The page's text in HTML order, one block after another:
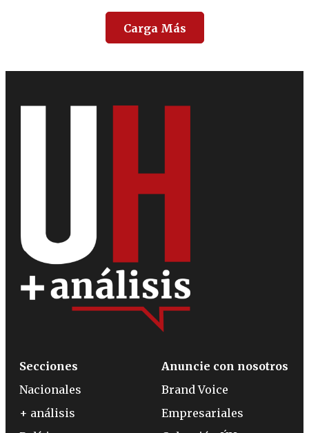
Carga Más
Secciones
Nacionales
+ análisis
Anuncie con nosotros
Brand Voice
Empresariales